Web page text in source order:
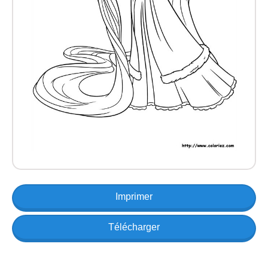
Imprimer
Télécharger